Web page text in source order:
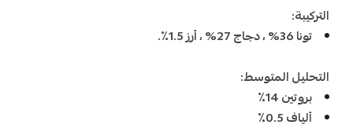
التركيبة:
تونا 36% ، دجاج 27% ، أرز 1.5٪.
التحليل المتوسط:
بروتين 14٪
ألياف 0.5٪